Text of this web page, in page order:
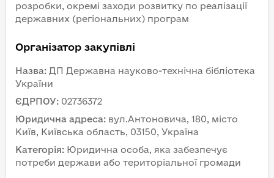
розробки, окремі заходи розвитку по реалізації
державних (регіональних) програм
Організатор закупівлі
Назва: ДП Державна науково-технічна бібліотека
України
ЄДРПОУ: 02736372
Юридична адреса: вул.Антоновича, 180, місто
Київ, Київська область, 03150, Україна
Категорія: Юридична особа, яка забезпечує
потреби держави або територіальної громади